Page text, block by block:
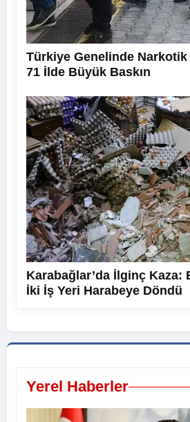
Türkiye Genelinde
71 İlde Büyük Baskın
Karabağlar’da İlginç Kaza:
İki İş Yeri Harabeye Döndü
Yerel Haberler